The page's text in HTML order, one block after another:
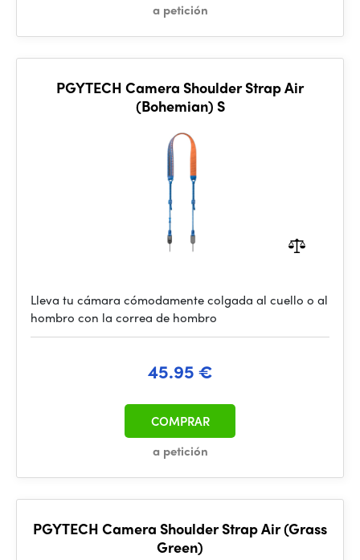
a petición
PGYTECH Camera Shoulder Strap Air
(Bohemian) S
Lleva tu cámara cómodamente colgada al cuello o al
hombro con la correa de hombro
45.95 €
a petición
COMPRAR
PGYTECH Camera Shoulder Strap Air (Grass
Green)